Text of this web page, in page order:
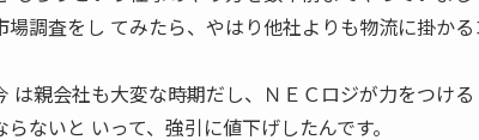
調査をし てみたら、やはり他社よりも物流に掛か
は親会社も大変な時期だし、ＮＥＣロジが力をつけ
ないと いって、強引に値下げしたんです。